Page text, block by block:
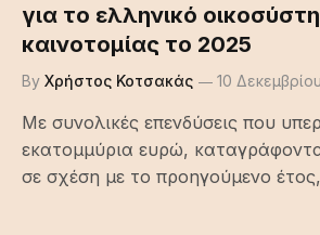
για το ελληνικό
καινοτομίας το 2025
By Χρήστος Κοτσακάς 10
Με συνολικές επενδύσεις που
εκατομμύρια ευρώ,
σε σχέση με το προηγούμενο